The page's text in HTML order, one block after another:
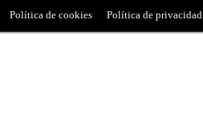
Política de cookies Política de privacidad